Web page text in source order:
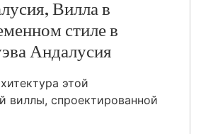
Вилла в
стиле в
Андалусия
этой
виллы, спроектированной